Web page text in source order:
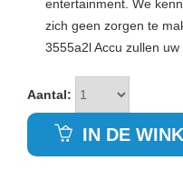
entertainment. We
zich geen zorgen te
3555a2l Accu zullen
Aantal:
IN DE